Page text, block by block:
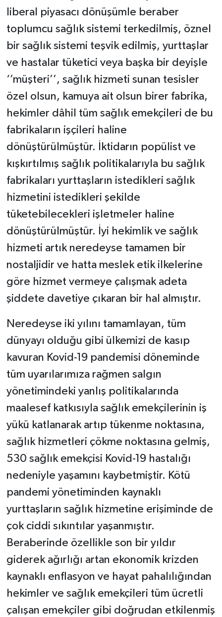
liberal piyasacı dönüşümle beraber
toplumcu sağlık sistemi terkedilmiş, öznel
bir sağlık sistemi teşvik edilmiş, yurttaşlar
ve hastalar tüketici veya başka bir deyişle
‘’müşteri’’, sağlık hizmeti sunan tesisler
özel olsun, kamuya ait olsun birer fabrika,
hekimler dâhil tüm sağlık emekçileri de bu
fabrikaların işçileri haline
dönüştürülmüştür. İktidarın popülist ve
kışkırtılmış sağlık politikalarıyla bu sağlık
fabrikaları yurttaşların istedikleri sağlık
hizmetini istedikleri şekilde
tüketebilecekleri işletmeler haline
dönüştürülmüştür. İyi hekimlik ve sağlık
hizmeti artık neredeyse tamamen bir
nostaljidir ve hatta meslek etik ilkelerine
göre hizmet vermeye çalışmak adeta
şiddete davetiye çıkaran bir hal almıştır.
Neredeyse iki yılını tamamlayan, tüm
dünyayı olduğu gibi ülkemizi de kasıp
kavuran Kovid-19 pandemisi döneminde
tüm uyarılarımıza rağmen salgın
yönetimindeki yanlış politikalarında
maalesef katkısıyla sağlık emekçilerinin iş
yükü katlanarak artıp tükenme noktasına,
sağlık hizmetleri çökme noktasına gelmiş,
530 sağlık emekçisi Kovid-19 hastalığı
nedeniyle yaşamını kaybetmiştir. Kötü
pandemi yönetiminden kaynaklı
yurttaşların sağlık hizmetine erişiminde de
çok ciddi sıkıntılar yaşanmıştır.
Beraberinde özellikle son bir yıldır
giderek ağırlığı artan ekonomik krizden
kaynaklı enflasyon ve hayat pahalılığından
hekimler ve sağlık emekçileri tüm ücretli
çalışan emekçiler gibi doğrudan etkilenmiş